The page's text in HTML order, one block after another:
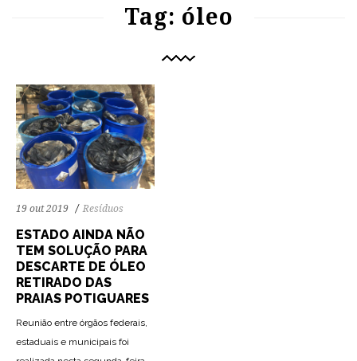
Tag: óleo
19 out 2019 Resíduos
ESTADO AINDA NÃO
TEM SOLUÇÃO PARA
DESCARTE DE ÓLEO
RETIRADO DAS
PRAIAS POTIGUARES
Reunião entre órgãos federais,
estaduais e municipais foi